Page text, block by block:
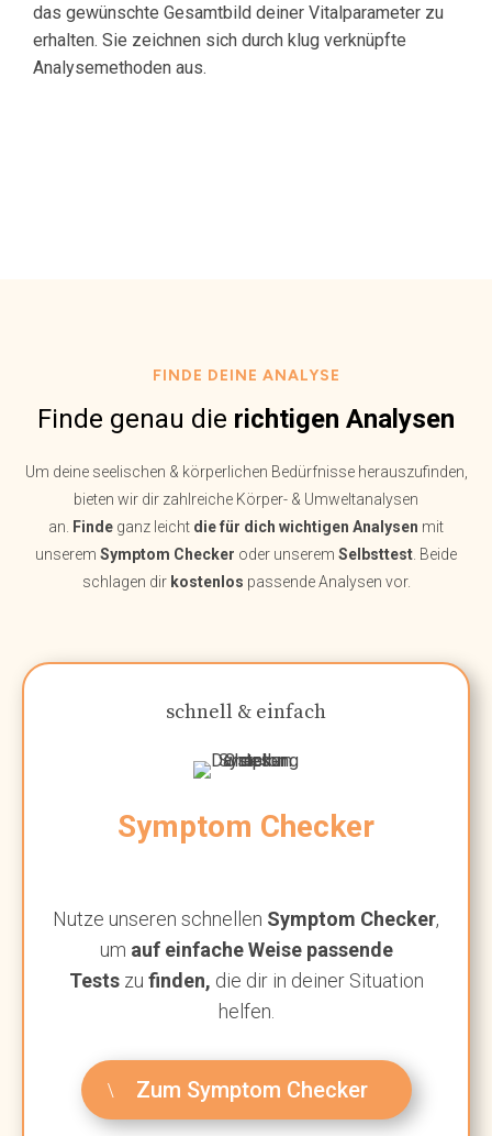
das gewünschte Gesamtbild deiner Vitalparameter zu
erhalten. Sie zeichnen sich durch klug verknüpfte
Analysemethoden aus.
FINDE DEINE ANALYSE
Finde genau die richtigen Analysen
Um deine seelischen & körperlichen Bedürfnisse herauszufinden,
bieten wir dir zahlreiche Körper- & Umweltanalysen
an.
Finde ganz leicht die für dich wichtigen Analysen mit
unserem Symptom Checker oder unserem Selbsttest . Beide
schlagen dir kostenlos passende Analysen vor.
schnell & einfach
Symptom Checker
Nutze unseren schnellen Symptom Checker,
um auf einfache Weise passende
Testszu finden, die dir in deiner Situation
helfen.
Zum Symptom Checker